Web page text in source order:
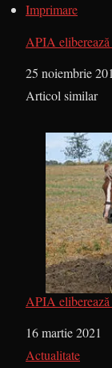
Imprimare
APIA eliberează
Dată
25 noiembrie
În legătură cu
Articol similar
APIA
Dată
16 martie 2021
În legătură cu
Actualitate